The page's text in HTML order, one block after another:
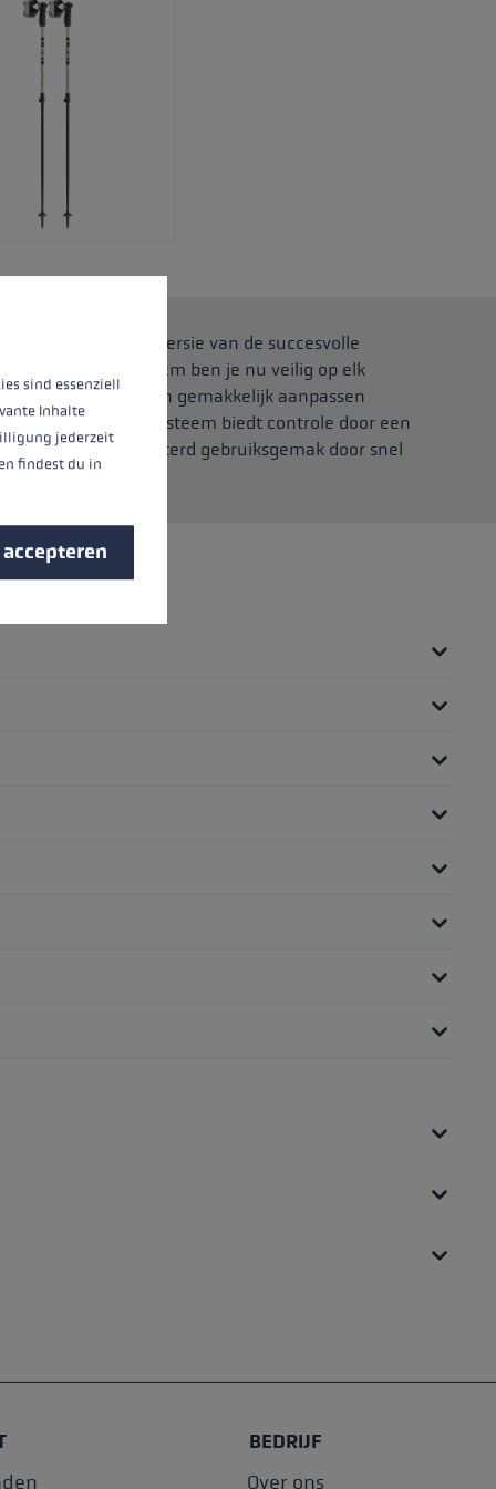
verstelbare versie van de succesvolle
van 110 tot 140 cm ben je nu veilig op elk
handschoenen aan gemakkelijk aanpassen
Het Trigger S-systeem biedt controle door een
stok en een verbeterd gebruiksgemak door snel
BEDRIJF
Over ons
sind essenziell
Inhalte
jederzeit
findest du in